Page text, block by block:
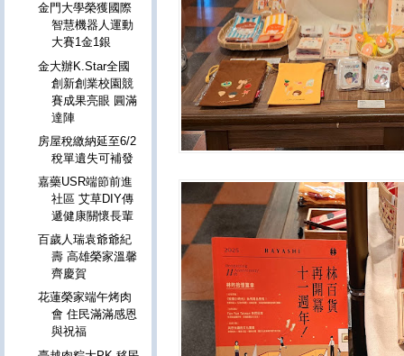
金門大學榮獲國際
智慧機器人運動
大賽1金1銀
金大辦K.Star全國
創新創業校園競
賽成果亮眼 圓滿
達陣
房屋稅繳納延至6/2
稅單遺失可補發
嘉藥USR端節前進
社區 艾草DIY傳
遞健康關懷長輩
百歲人瑞袁爺爺紀
壽 高雄榮家溫馨
齊慶賀
花蓮榮家端午烤肉
會 住民滿滿感恩
與祝福